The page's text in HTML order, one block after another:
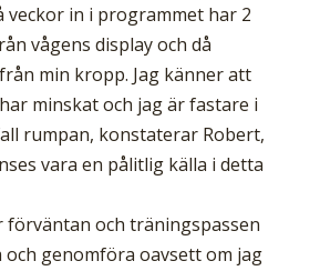
veckor in i programmet har 2
vågens display och då
min kropp. Jag känner att
minskat och jag är fastare i
rumpan, konstaterar Robert,
vara en pålitlig källa i detta
förväntan och träningspassen
genomföra oavsett om jag